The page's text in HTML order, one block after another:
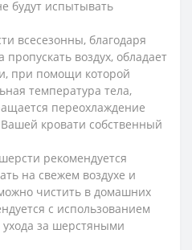
будут испытывать
всесезонны, благодаря
воздух, обладает
при помощи которой
температура тела,
переохлаждение
кровати собственный
рекомендуется
на свежем воздухе и
чистить в домашних
с использованием
за шерстяными